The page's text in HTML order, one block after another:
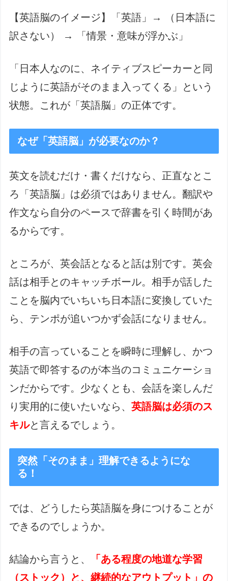
【英語脳のイメージ】「英語」→ （日本語に
訳さない） → 「情景・意味が浮かぶ」
「日本人なのに、ネイティブスピーカーと同
じように英語がそのまま入ってくる」という
状態。これが「英語脳」の正体です。
なぜ「英語脳」が必要なのか？
英文を読むだけ・書くだけなら、正直なとこ
ろ「英語脳」は必須ではありません。翻訳や
作文なら自分のペースで辞書を引く時間があ
るからです。
ところが、英会話となると話は別です。英会
話は相手とのキャッチボール。相手が話した
ことを脳内でいちいち日本語に変換していた
ら、テンポが追いつかず会話になりません。
相手の言っていることを瞬時に理解し、かつ
英語で即答するのが本当のコミュニケーショ
ンだからです。少なくとも、会話を楽しんだ
り実用的に使いたいなら、英語脳は必須のス
キルと言えるでしょう。
突然「そのまま」理解できるようにな
る！
では、どうしたら英語脳を身につけることが
できるのでしょうか。
結論から言うと、
「ある程度の地道な学習
（ストック）と、継続的なアウトプット」の